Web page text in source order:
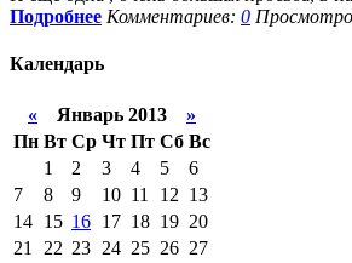
Подробнее Комментариев: 0
Календарь
« Январь 2013 »
Пн Вт Ср Чт Пт Сб Вс
1
2 3 4 5
6
7
8 9 10 11 12 13
14 15 16 17 18 19 20
21
22 23 24 25 26 27